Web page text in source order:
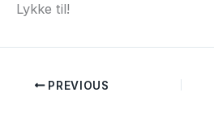
Lykke til!
PREVIOUS